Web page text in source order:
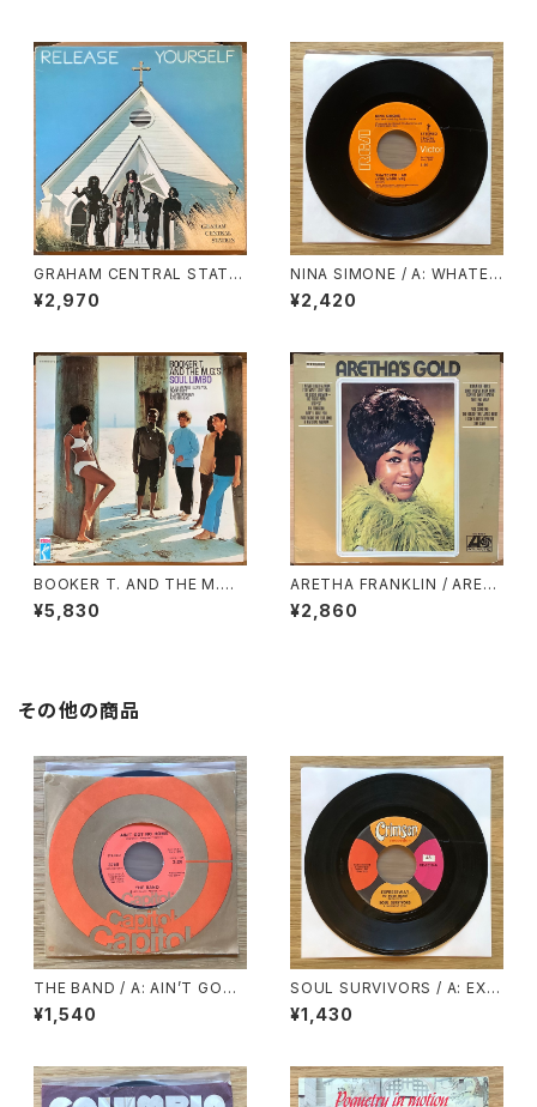
GRAHAM CENTRAL STATIO
N / RELEASE YOURSELF
¥2,970
NINA SIMONE / A: WHATEV
ER I AM (YOU MADE ME) /
B: WHY MUST YOUR LOVE
¥2,420
BOOKER T. AND THE M.
G.’S / SOUL LIMBO
¥5,830
ARETHA FRANKLIN / ARET
HA’S GOLD
¥2,860
その他の商品
THE BAND / A: AIN’T GOT
NO HOME / B: GET UP JAK
E
¥1,540
SOUL SURVIVORS / A: EXP
RESSWAY TO YOUR HEART
/ B: HEY GYP
¥1,430